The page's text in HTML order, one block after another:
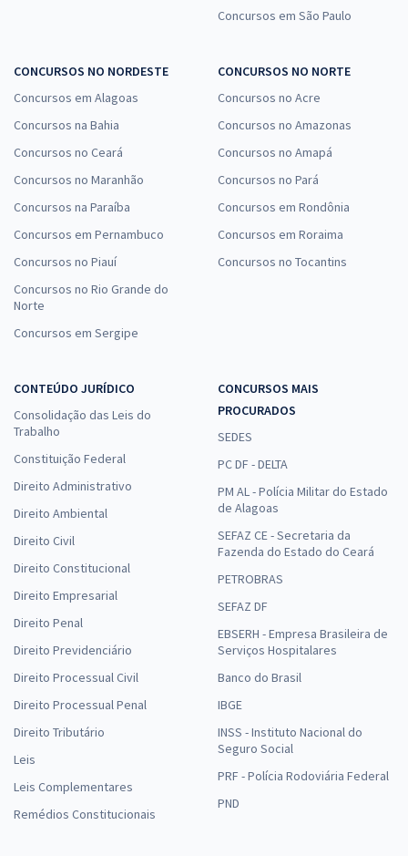
Concursos em São Paulo
CONCURSOS NO NORDESTE
Concursos em Alagoas
Concursos na Bahia
Concursos no Ceará
Concursos no Maranhão
Concursos na Paraíba
Concursos em Pernambuco
Concursos no Piauí
Concursos no Rio Grande do
Norte
Concursos em Sergipe
CONCURSOS NO NORTE
Concursos no Acre
Concursos no Amazonas
Concursos no Amapá
Concursos no Pará
Concursos em Rondônia
Concursos em Roraima
Concursos no Tocantins
CONTEÚDO JURÍDICO
Consolidação das Leis do
Trabalho
Constituição Federal
Direito Administrativo
Direito Ambiental
Direito Civil
Direito Constitucional
Direito Empresarial
Direito Penal
Direito Previdenciário
Direito Processual Civil
Direito Processual Penal
Direito Tributário
Leis
Leis Complementares
Remédios Constitucionais
CONCURSOS MAIS
PROCURADOS
SEDES
PC DF - DELTA
PM AL - Polícia Militar do Estado
de Alagoas
SEFAZ CE - Secretaria da
Fazenda do Estado do Ceará
PETROBRAS
SEFAZ DF
EBSERH - Empresa Brasileira de
Serviços Hospitalares
Banco do Brasil
IBGE
INSS - Instituto Nacional do
Seguro Social
PRF - Polícia Rodoviária Federal
PND